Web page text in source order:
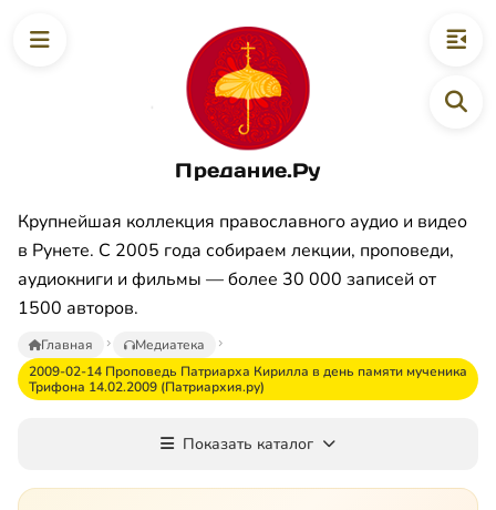
Предание.Ру
Крупнейшая коллекция православного аудио и видео
в Рунете. С 2005 года собираем лекции, проповеди,
аудиокниги и фильмы — более 30 000 записей от
1500 авторов.
Главная
Медиатека
2009-02-14 Проповедь Патриарха Кирилла в день памяти мученика
Трифона 14.02.2009 (Патриархия.ру)
Показать каталог